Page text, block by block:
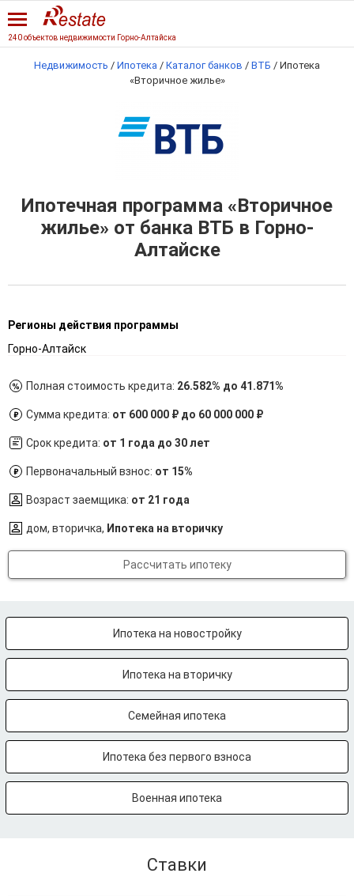
240 объектов недвижимости Горно-Алтайска
Недвижимость / Ипотека / Каталог банков / ВТБ / Ипотека
«Вторичное жилье»
Ипотечная программа «Вторичное
жилье» от банка ВТБ в Горно-
Алтайске
Регионы действия программы
Горно-Алтайск
Полная стоимость кредита: 26.582% до 41.871%
Сумма кредита: от 600 000 ₽ до 60 000 000 ₽
Срок кредита: от 1 года до 30 лет
Первоначальный взнос: от 15%
Возраст заемщика: от 21 года
дом, вторичка, Ипотека на вторичку
Рассчитать ипотеку
Ипотека на новостройку
Ипотека на вторичку
Семейная ипотека
Ипотека без первого взноса
Военная ипотека
Ставки